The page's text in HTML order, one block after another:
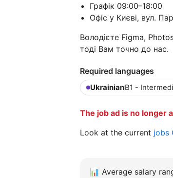
Графік 09:00–18:00
Офіс у Києві, вул.
Володієте Figma,
тоді Вам точно до нас.
Required languages
UkrainianB1 -
The job ad is no longer
Look at the current jobs
📊 Average salary